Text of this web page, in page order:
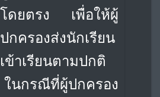
โดยตรง เพื่อให้ผู้
ปกครองส่งนักเรียน
เข้าเรียนตามปกติ
ในกรณีที่ผู้ปกครอง